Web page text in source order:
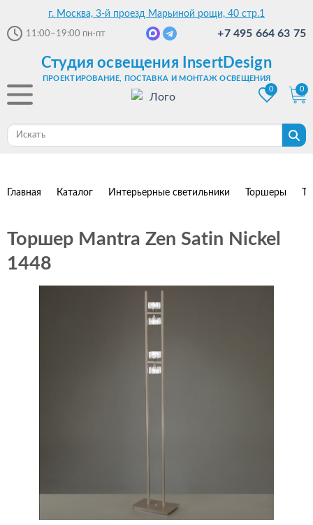
г. Москва, 3-й проезд Марьиной рощи, 40 стр.1
11:00–19:00 пн-пт +7 495 664 63 75
Студия освещения InsertDesign
ПРОЕКТИРОВАНИЕ, ПОСТАВКА И МОНТАЖ ОСВЕЩЕНИЯ
0
0
Главная Каталог Интерьерные светильники Торшеры
Торшер Mantra Zen Satin Nickel
1448